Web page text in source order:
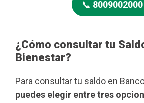
📞 8009002000
¿Cómo consultar tu
Bienestar?
Para consultar tu saldo en
puedes elegir entre tres